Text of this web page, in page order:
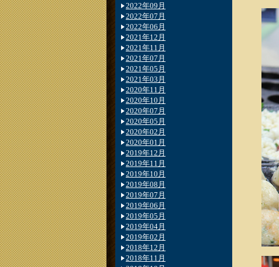
2022年09月
2022年07月
2022年06月
2021年12月
2021年11月
2021年07月
2021年05月
2021年03月
2020年11月
2020年10月
2020年07月
2020年05月
2020年02月
2020年01月
2019年12月
2019年11月
2019年10月
2019年08月
2019年07月
2019年06月
2019年05月
2019年04月
2019年02月
2018年12月
2018年11月